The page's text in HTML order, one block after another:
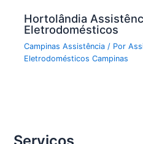
Hortolândia
Eletrodomésticos
Campinas Assistência / Por
Eletrodomésticos Campinas